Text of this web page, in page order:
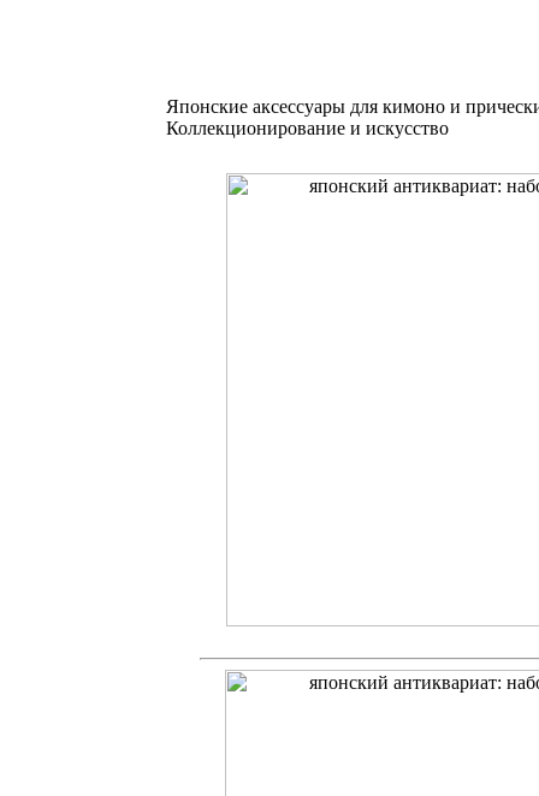
Японские аксессуары для кимоно и
Коллекционирование и искусство